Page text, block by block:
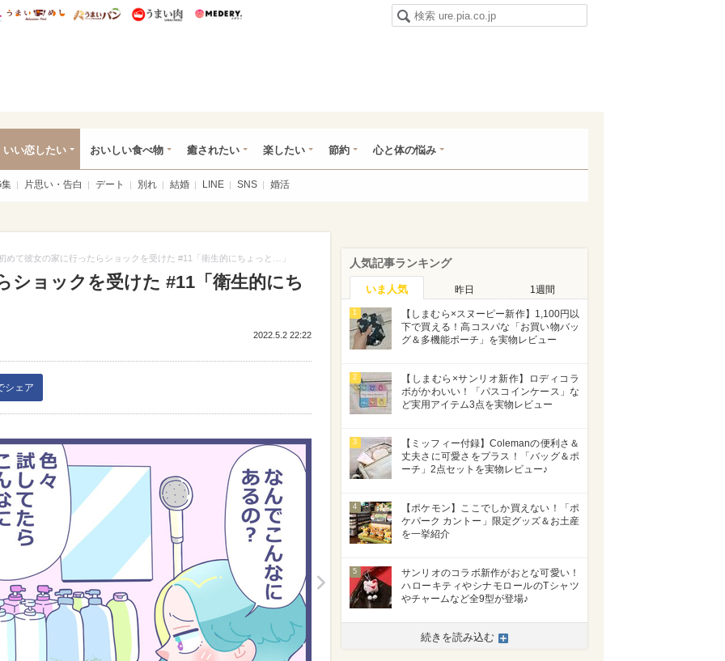
研 ディズニー特集
mimot. うまいめし うまいパン うまい肉
いい恋したい おいしい食べ物 癒されたい 楽したい 節約 心と体の悩み
片思い・告白 デート 別れ 結婚 LINE SNS 婚活
めて彼女の家に行ったらショックを受けた #11「衛生的にちょっと…」
ショックを受けた #11「衛生的にち
2022.5.2 22:22
シェア
>
人気記事ランキング
いま人気 昨日 1週間
1
【しまむら×スヌーピー新作】1,100円以
下で買える！高コスパな「お買い物バッ
グ＆多機能ポーチ」を実物レビュー
2
【しまむら×サンリオ新作】ロディコラ
ボがかわいい！「パスコインケース」な
ど実用アイテム3点を実物レビュー
3
【ミッフィー付録】Colemanの便利さ＆
丈夫さに可愛さをプラス！「バッグ＆ポ
ーチ」2点セットを実物レビュー♪
4
【ポケモン】ここでしか買えない！「ポ
ケパーク カントー」限定グッズ＆お土産
を一挙紹介
5
サンリオのコラボ新作がおとな可愛い！
ハローキティやシナモロールのTシャツ
やチャームなど全9型が登場♪
続きを読み込む